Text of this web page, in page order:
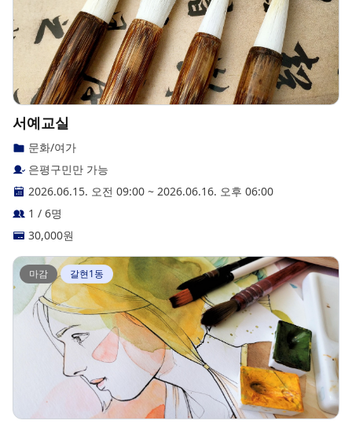
서예교실
문화/여가
은평구민만 가능
2026.06.15. 오전 09:00 ~ 2026.06.16. 오후 06:00
1 / 6명
30,000원
마감 갈현1동